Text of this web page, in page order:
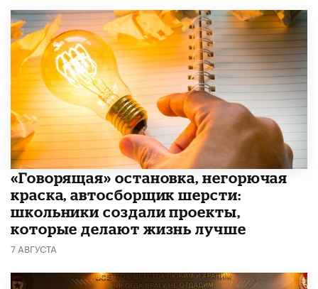
​«Говорящая» остановка, негорючая
краска, автосборщик шерсти:
школьники создали проекты,
которые делают жизнь лучше
7 АВГУСТА